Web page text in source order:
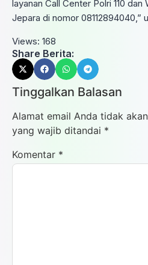
layanan Call Center Polri 110
Jepara di nomor 08112894040,”
Views: 168
Share Berita:
Tinggalkan Balasan
Alamat email Anda tidak
yang wajib ditandai *
Komentar *